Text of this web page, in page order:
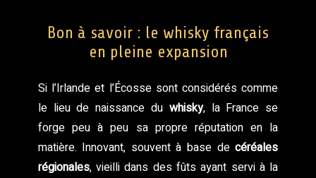
Bon à savoir : le whisky français
en pleine expansion
Si l’Irlande et l’Écosse sont considérés comme
le lieu de naissance du whisky, la France se
forge peu à peu sa propre réputation en la
matière. Innovant, souvent à base decéréales
régionales, vieilli dans des fûts ayant servi à la